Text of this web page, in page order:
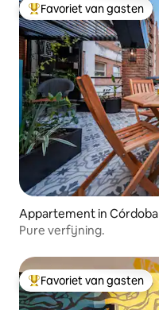
Topfavoriet van gasten
Favoriet van gasten
Appartement in Córdoba
Pure verfijning.
Topfavoriet van gasten
Favoriet van gasten